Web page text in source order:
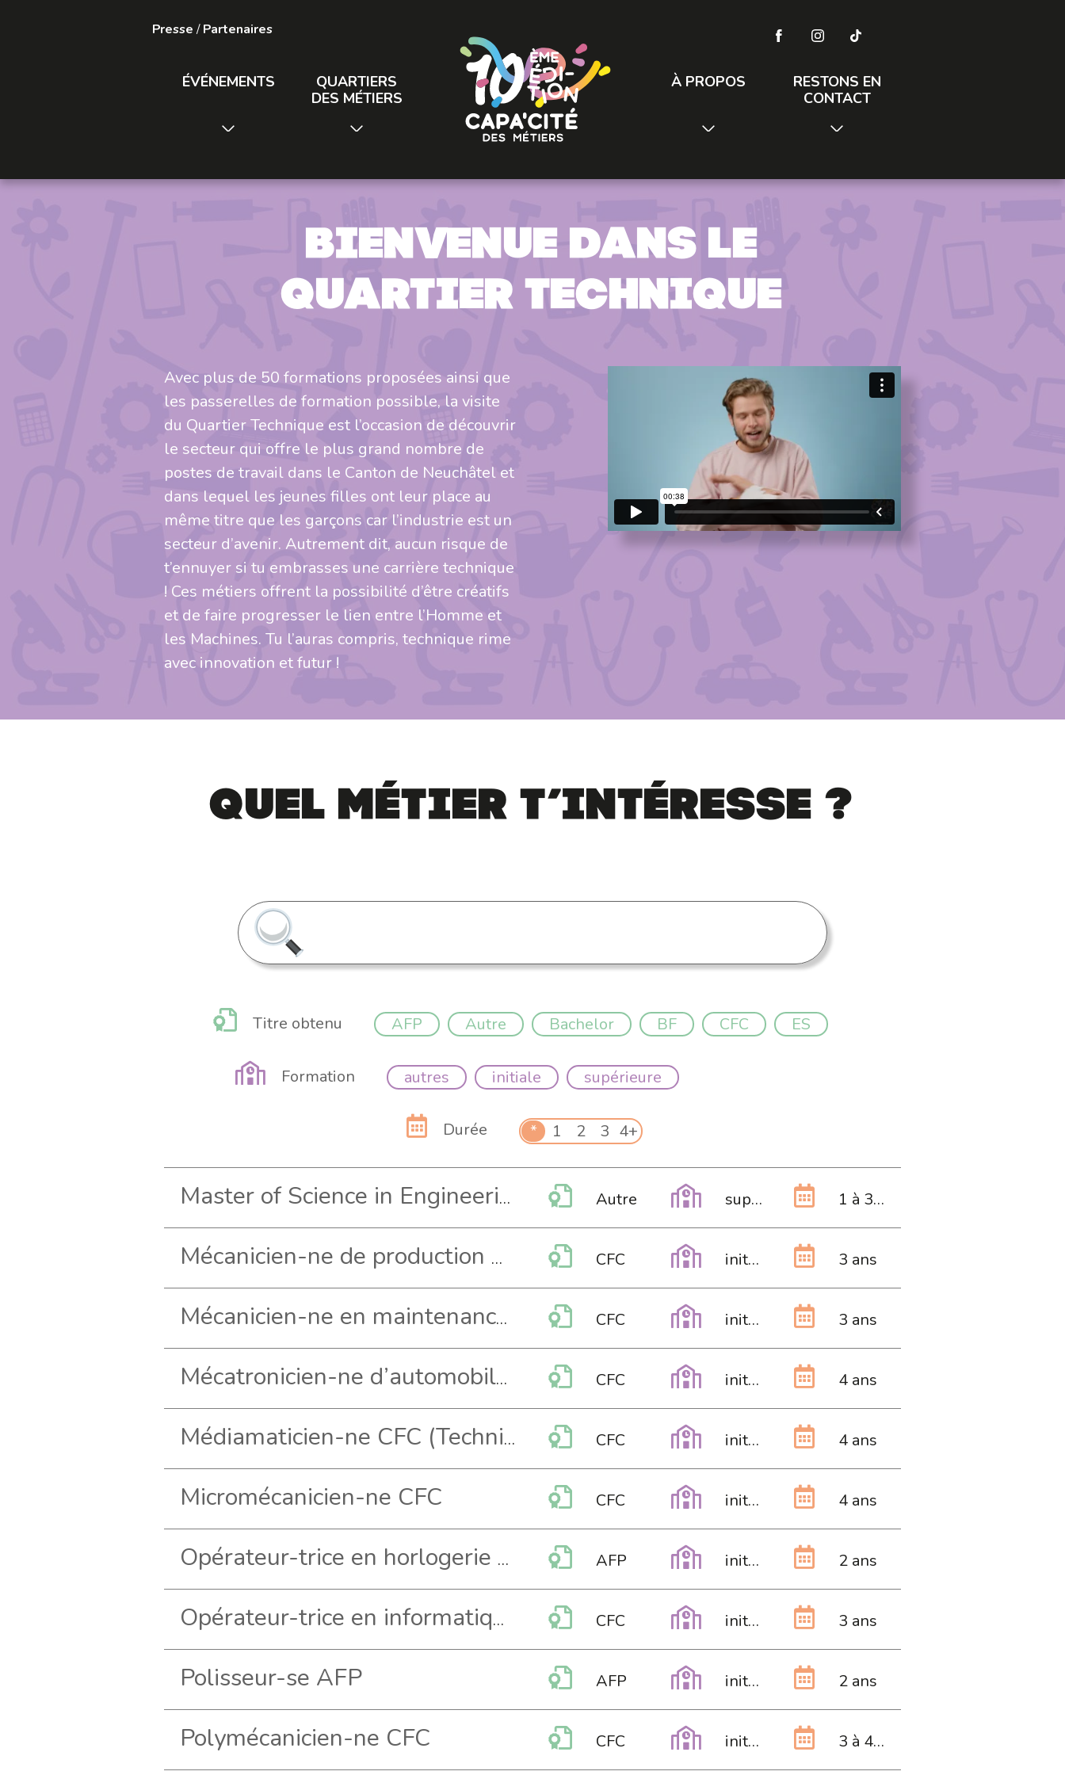
Presse/Partenaires
ÉVÉNEMENTS
QUARTIERS
DES MÉTIERS
À PROPOS
RESTONS EN
CONTACT
Bienvenue dans le
quartier technique
Avec plus de 50 formations proposées ainsi que
les passerelles de formation possible, la visite
du Quartier Technique est l’occasion de découvrir
le secteur qui offre le plus grand nombre de
postes de travail dans le Canton de Neuchâtel et
dans lequel les jeunes filles ont leur place au
même titre que les garçons car l’industrie est un
secteur d’avenir. Autrement dit, aucun risque de
t’ennuyer si tu embrasses une carrière technique
! Ces métiers offrent la possibilité d’être créatifs
et de faire progresser le lien entre l’Homme et
les Machines. Tu l’auras compris, technique rime
avec innovation et futur !
Quel métier t’intéresse ?
Titre obtenu AFP Autre Bachelor BF CFC ES
Formation autres initiale supérieure
Durée * 1 2 3 4+
Master of Science in Engineering Autre supérieure 1 à 3 ans
Mécanicien-ne de production CFC CFC initiale 3 ans
Mécanicien-ne en maintenance d’automobiles CFC CFC initiale 3 ans
Mécatronicien-ne d’automobiles CFC CFC initiale 4 ans
Médiamaticien-ne CFC (Technique) CFC initiale 4 ans
Micromécanicien-ne CFC CFC initiale 4 ans
Opérateur-trice en horlogerie AFP AFP initiale 2 ans
Opérateur-trice en informatique CFC (Technique) CFC initiale 3 ans
Polisseur-se AFP AFP initiale 2 ans
Polymécanicien-ne CFC CFC initiale 3 à 4 ans